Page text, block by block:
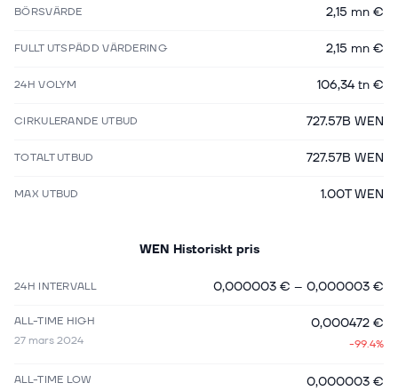
BÖRSVÄRDE 2,15 mn €
FULLT UTSPÄDD VÄRDERING 2,15 mn €
24H VOLYM 106,34 tn €
CIRKULERANDE UTBUD 727.57B WEN
TOTALT UTBUD 727.57B WEN
MAX UTBUD 1.00T WEN
WEN Historiskt pris
24H INTERVALL 0,000003 € – 0,000003 €
ALL-TIME HIGH
27 mars 2024
0,000472 €
-99.4%
ALL-TIME LOW
0,000003 €